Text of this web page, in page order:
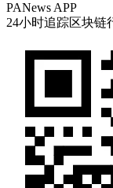
PANews APP
24小时追踪区块链